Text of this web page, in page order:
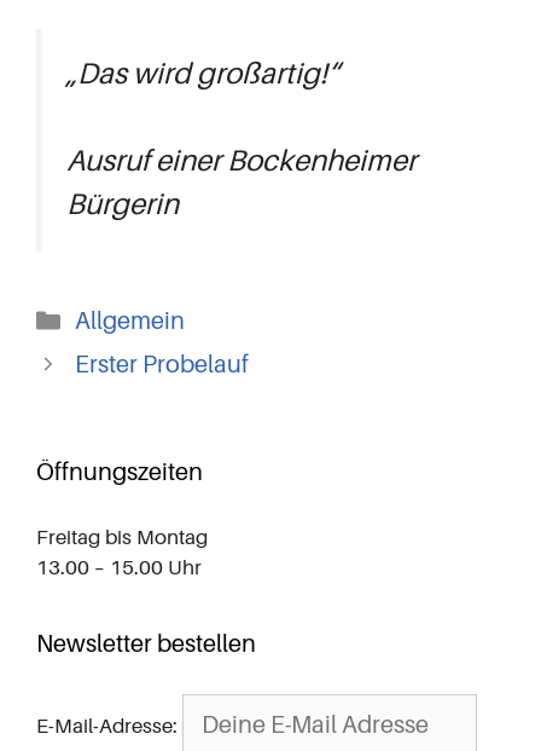
„Das wird großartig!“
Ausruf einer Bockenheimer
Bürgerin
Kategorien
Allgemein
Erster Probelauf
Öffnungszeiten
Freitag bis Montag
13.00 – 15.00 Uhr
Newsletter bestellen
E-Mail-Adresse: